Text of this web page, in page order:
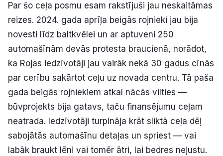
Facebook Instagram YouTube
E-avīze Abonē
Par šo ceļa posmu esam rakstījuši jau neskaitāmas
reizes. 2024. gada aprīļa beigās rojnieki jau bija
novesti līdz baltkvēlei un ar aptuveni 250
automašīnām devās protesta braucienā, norādot,
ka Rojas iedzīvotāji jau vairāk nekā 30 gadus cīnās
par cerību sakārtot ceļu uz novada centru. Tā paša
gada beigās rojniekiem atkal nācās vilties —
būvprojekts bija gatavs, taču finansējumu ceļam
neatrada. Iedzīvotāji turpināja krāt sliktā ceļa dēļ
sabojātās automašīnu detaļas un spriest — vai
labāk braukt lēni vai tomēr ātri, lai bedres nejustu.